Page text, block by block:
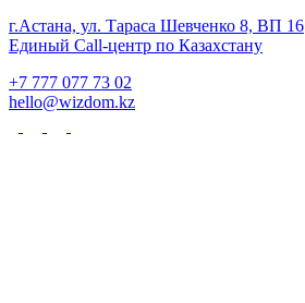
г.Астана, ул. Тараса Шевченко 8, ВП 16
Единый Call-центр по Казахстану
+7 777 077 73 02
hello@wizdom.kz